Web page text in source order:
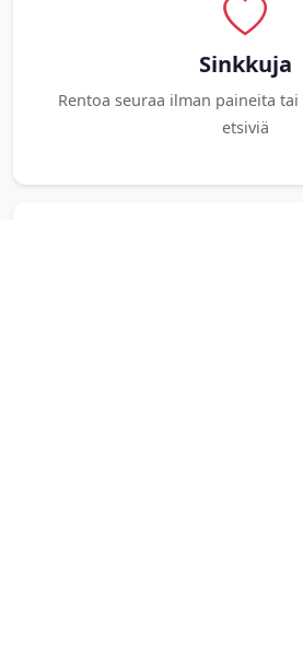
Sinkkuja
Rentoa seuraa ilman paineita tai
etsiviä